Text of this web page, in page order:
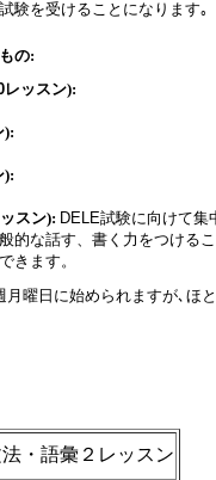
験を受けることになりま
の:
レッスン):
):
):
スン): DELE試験に向けて集
的な話す、書く力をつける
きます。
月曜日に始められますが､ほ
・語彙 ２ レッスン